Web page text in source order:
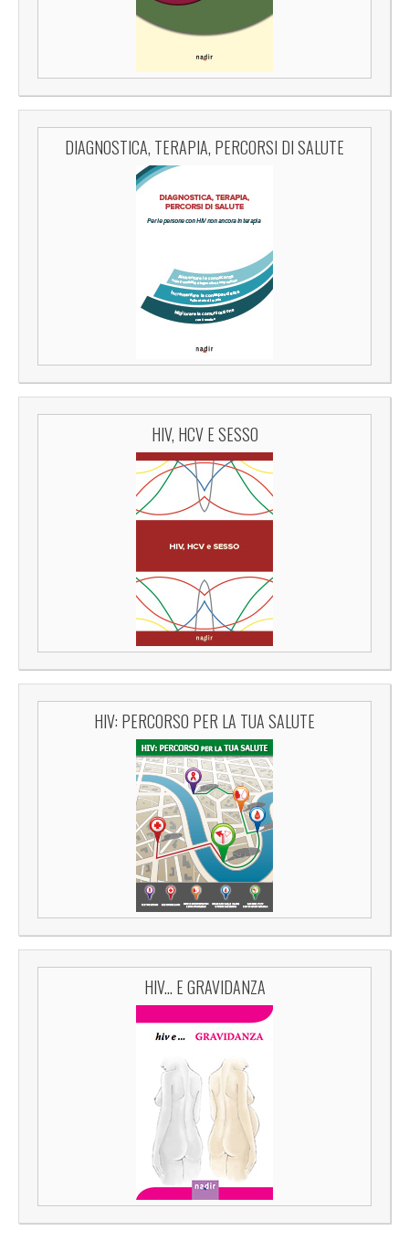
DIAGNOSTICA, TERAPIA, PERCORSI DI SALUTE
HIV, HCV E SESSO
HIV: PERCORSO PER LA TUA SALUTE
HIV... E GRAVIDANZA